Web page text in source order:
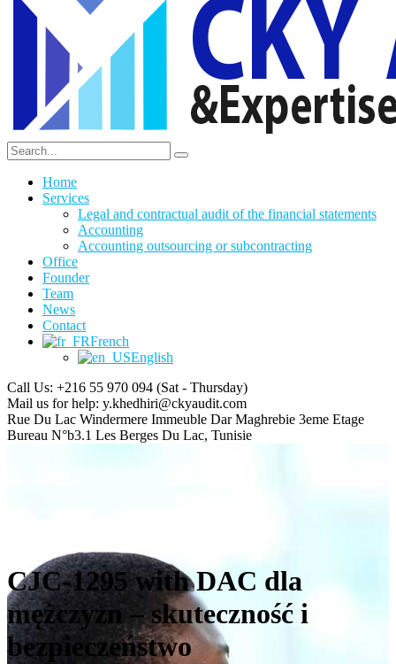
Home
Services
Legal and contractual audit of the financial statements
Accounting
Accounting outsourcing or subcontracting
Office
Founder
Team
News
Contact
French
English
Call Us: +216 55 970 094 (Sat - Thursday)
Mail us for help: y.khedhiri@ckyaudit.com
Rue Du Lac Windermere Immeuble Dar Maghrebie 3eme Etage
Bureau N°b3.1 Les Berges Du Lac, Tunisie
CJC-1295 with DAC dla
mężczyzn – skuteczność i
bezpieczeństwo